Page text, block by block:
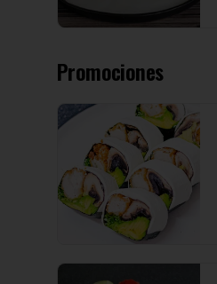
Promociones